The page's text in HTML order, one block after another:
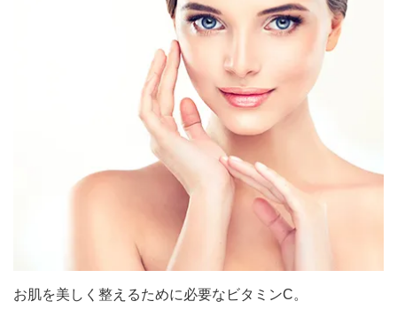
お肌を美しく整えるために必要なビタミンC。